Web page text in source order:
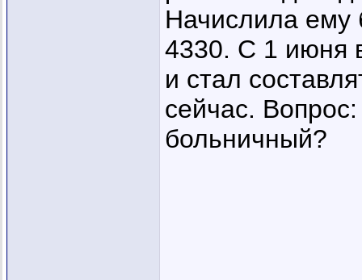
Начислила
4330. С 1 июня
и стал
сейчас.
больничный?